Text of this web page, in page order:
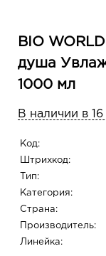
BIO
душа
1000 мл
В наличии в
Код:
Штрихкод:
Тип:
Категория:
Страна:
Производитель:
Линейка: